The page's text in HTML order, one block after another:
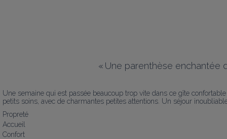
« Une parenthèse enchantée
Une semaine qui est passée beaucoup trop vite dans ce gîte
petits soins, avec de charmantes petites attentions. Un séjour
Propreté
Accueil
Confort